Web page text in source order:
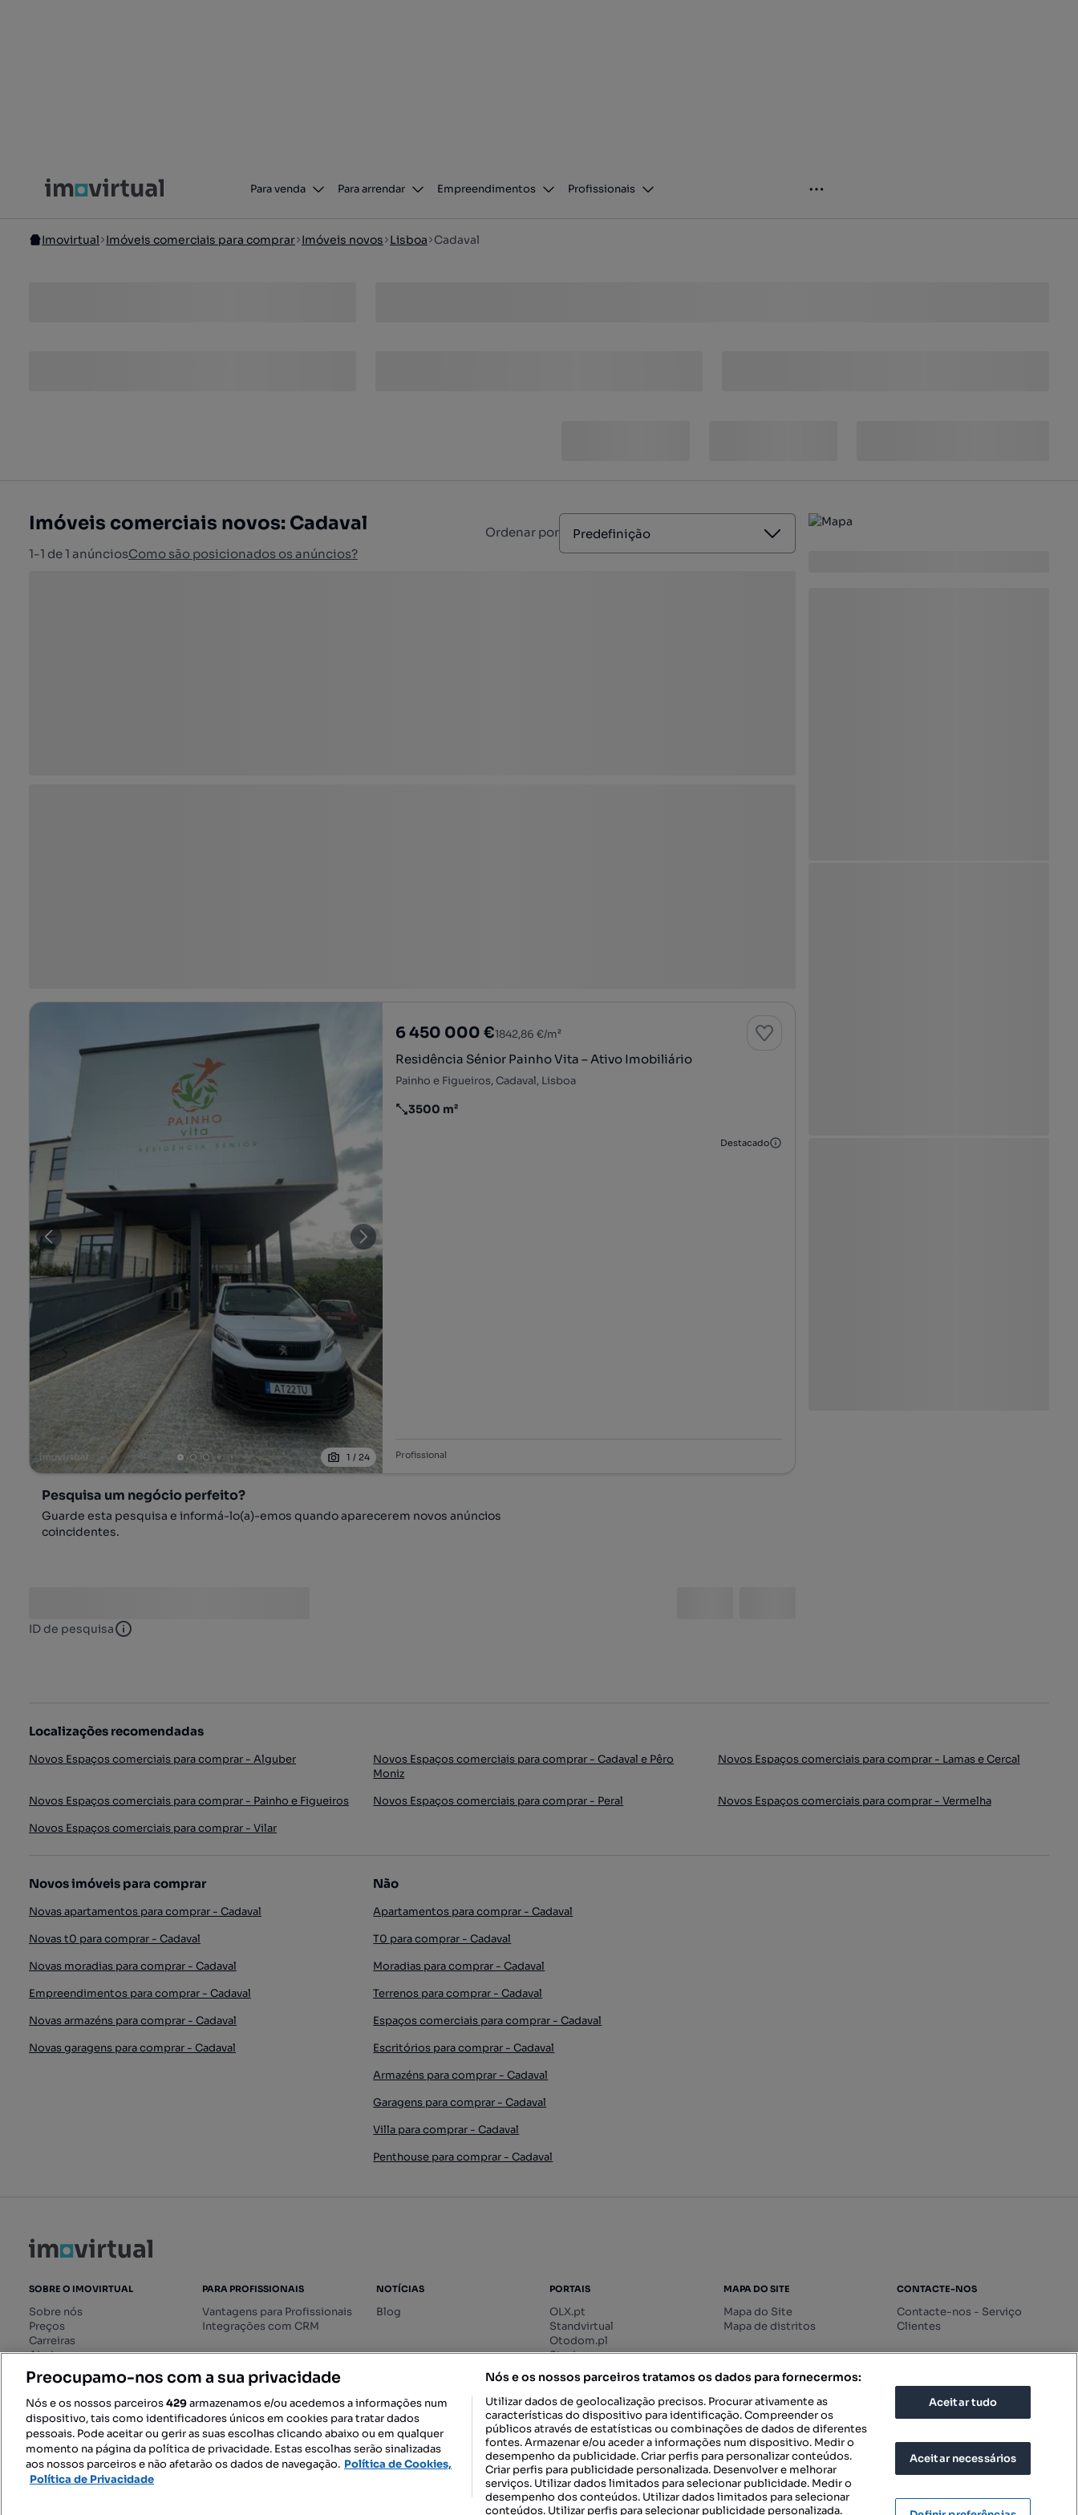
Para venda Para arrendar Empreendimentos Profissionais
Imovirtual Imóveis comerciais para comprar Imóveis novos Lisboa Cadaval
Imóveis comerciais novos: Cadaval
1-1 de 1 anúnciosComo são posicionados os anúncios?
Ordenar por Predefinição
1 / 24
6 450 000 €1842,86 €/m²
Residência Sénior Painho Vita – Ativo Imobiliário
Painho e Figueiros, Cadaval, Lisboa
Preço por metro quadrado
3500 m²
Destacado
Profissional
Pesquisa um negócio perfeito?
Guarde esta pesquisa e informá-lo(a)-emos quando aparecerem novos anúncios
coincidentes.
ID de pesquisa ID de pesquisa
Localizações recomendadas
Novos Espaços comerciais para comprar - Alguber
Novos Espaços comerciais para comprar - Cadaval e Pêro
Moniz
Novos Espaços comerciais para comprar - Lamas e Cercal
Novos Espaços comerciais para comprar - Painho e Figueiros Novos Espaços comerciais para comprar - Peral
Novos Espaços comerciais para comprar - Vermelha
Novos Espaços comerciais para comprar - Vilar
Novos imóveis para comprar
Novas apartamentos para comprar - Cadaval
Novas t0 para comprar - Cadaval
Novas moradias para comprar - Cadaval
Empreendimentos para comprar - Cadaval
Novas armazéns para comprar - Cadaval
Novas garagens para comprar - Cadaval
Não
Apartamentos para comprar - Cadaval
T0 para comprar - Cadaval
Moradias para comprar - Cadaval
Terrenos para comprar - Cadaval
Espaços comerciais para comprar - Cadaval
Escritórios para comprar - Cadaval
Armazéns para comprar - Cadaval
Garagens para comprar - Cadaval
Villa para comprar - Cadaval
Penthouse para comprar - Cadaval
SOBRE O IMOVIRTUAL
Sobre nós
Preços
Carreiras
Ajuda
Livro de Reclamações online
Regulamento dos Serviços
Digitais
PARA PROFISSIONAIS
Vantagens para Profissionais
Integrações com CRM
NOTÍCIAS
Blog
PORTAIS
OLX.pt
Standvirtual
Otodom.pl
Storia.ro
MAPA DO SITE
Mapa do Site
Mapa de distritos
CONTACTE-NOS
Contacte-nos - Serviço
Clientes
SIGA-NOS: DESCARREGAR NA:
Preocupamo-nos com a sua privacidade
Nós e os nossos parceiros429armazenamos e/ou acedemos a informações num
dispositivo, tais como identificadores únicos em cookies para tratar dados
pessoais. Pode aceitar ou gerir as suas escolhas clicando abaixo ou em qualquer
momento na página da política de privacidade. Estas escolhas serão sinalizadas
aos nossos parceiros e não afetarão os dados de navegação. Política de Cookies,
Política de Privacidade
Nós e os nossos parceiros tratamos os dados para fornecermos:
Utilizar dados de geolocalização precisos. Procurar ativamente as
características do dispositivo para identificação. Compreender os
públicos através de estatísticas ou combinações de dados de diferentes
fontes. Armazenar e/ou aceder a informações num dispositivo. Medir o
desempenho da publicidade. Criar perfis para personalizar conteúdos.
Criar perfis para publicidade personalizada. Desenvolver e melhorar
serviços. Utilizar dados limitados para selecionar publicidade. Medir o
desempenho dos conteúdos. Utilizar dados limitados para selecionar
conteúdos. Utilizar perfis para selecionar publicidade personalizada.
Aceitar tudo
Aceitar necessários